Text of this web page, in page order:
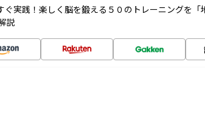
ぐ実践！楽しく脳を鍛える５０のトレーニングを「
説